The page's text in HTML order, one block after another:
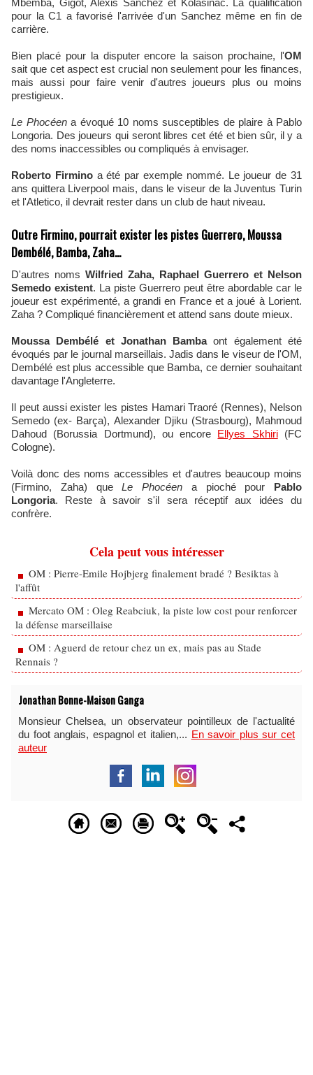
Mbemba, Gigot, Alexis Sanchez et Kolasinac. La qualification
pour la C1 a favorisé l'arrivée d'un Sanchez même en fin de
carrière.
Bien placé pour la disputer encore la saison prochaine, l'OM
sait que cet aspect est crucial non seulement pour les finances,
mais aussi pour faire venir d'autres joueurs plus ou moins
prestigieux.
Le Phocéena évoqué 10 noms susceptibles de plaire à Pablo
Longoria. Des joueurs qui seront libres cet été et bien sûr, il y a
des noms inaccessibles ou compliqués à envisager.
Roberto Firminoa été par exemple nommé. Le joueur de 31
ans quittera Liverpool mais, dans le viseur de la Juventus Turin
et l'Atletico, il devrait rester dans un club de haut niveau.
Outre Firmino, pourrait exister les pistes Guerrero, Moussa
Dembélé, Bamba, Zaha...
D'autres noms Wilfried Zaha, Raphael Guerrero et Nelson
Semedo existent. La piste Guerrero peut être abordable car le
joueur est expérimenté, a grandi en France et a joué à Lorient.
Zaha ? Compliqué financièrement et attend sans doute mieux.
Moussa Dembélé et Jonathan Bambaont également été
évoqués par le journal marseillais. Jadis dans le viseur de l'OM,
Dembélé est plus accessible que Bamba, ce dernier souhaitant
davantage l'Angleterre.
Il peut aussi exister les pistes Hamari Traoré (Rennes), Nelson
Semedo (ex- Barça), Alexander Djiku (Strasbourg), Mahmoud
Dahoud (Borussia Dortmund), ou encore Ellyes Skhiri(FC
Cologne).
Voilà donc des noms accessibles et d'autres beaucoup moins
(Firmino, Zaha) queLe Phocéen a pioché pour Pablo
Longoria. Reste à savoir s'il sera réceptif aux idées du
confrère.
Cela peut vous intéresser
OM : Pierre-Emile Hojbjerg finalement bradé ? Besiktas à
l'affût
Mercato OM : Oleg Reabciuk, la piste low cost pour renforcer
la défense marseillaise
OM : Aguerd de retour chez un ex, mais pas au Stade
Rennais ?
Jonathan Bonne-Maison Ganga
Monsieur Chelsea, un observateur pointilleux de l'actualité
du foot anglais, espagnol et italien,... En savoir plus sur cet
auteur